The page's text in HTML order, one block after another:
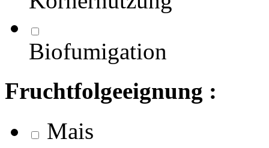
Biofumigation
Fruchtfolgeeignung :
Mais